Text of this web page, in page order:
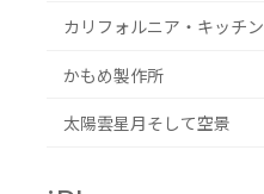
カリフォルニア・キッチン
かもめ製作所
太陽雲星月そして空景